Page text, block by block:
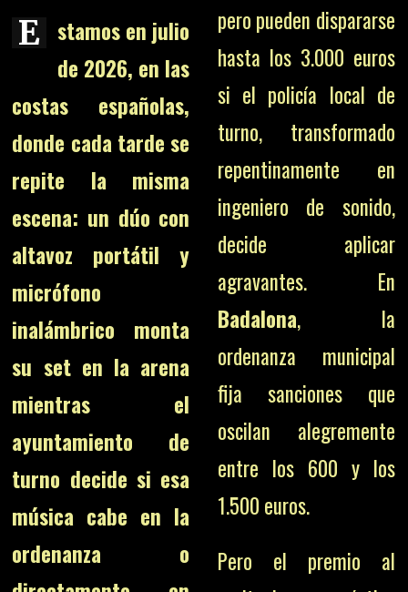
E stamos en julio
de 2026, en las
costas españolas,
donde cada tarde se
repite la misma
escena: un dúo con
altavoz portátil y
micrófono
inalámbrico monta
su set en la arena
mientras el
ayuntamiento de
turno decide si esa
música cabe en la
ordenanza o
pero pueden dispararse
hasta los 3.000 euros
si el policía local de
turno, transformado
repentinamente en
ingeniero de sonido,
decide aplicar
agravantes. En
Badalona, la
ordenanza municipal
fija sanciones que
oscilan alegremente
entre los 600 y los
1.500 euros.
Pero el premio al